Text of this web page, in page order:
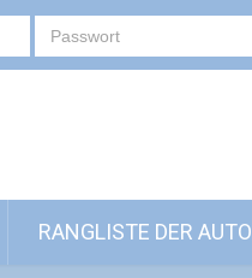
RANGLISTE DER